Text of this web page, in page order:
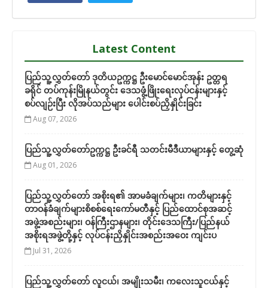
Latest Content
ပြည်သူ့လွှတ်တော် ဒုတိယဥက္ကဋ္ဌ ဦးမောင်မောင်အုန်း ဥတ္တရ
ခရိုင် တပ်ကုန်းမြိုနယ်တွင်း ဒေသဖွံ့ဖြိုးရေးလုပ်ငန်းများနှင့်
စပ်လျဉ်းပြီး လိုအပ်သည်များ ပေါင်းစပ်ညှိနှိုင်းခြင်း
Aug 07, 2026
ပြည်သူ့လွှတ်တော်ဥက္ကဋ္ဌ ဦးခင်ရီ သတင်းမီဒီယာများနှင့် တွေ့ဆုံ
Aug 01, 2026
ပြည်သူ့လွှတ်တော် အစိုးရ၏ အာမခံချက်များ၊ ကတိများနှင့်
တာဝန်ခံချက်များစိစစ်ရေးကော်မတီနှင့် ပြည်ထောင်စုအဆင့်
အဖွဲ့အစည်းများ၊ ဝန်ကြီးဌာနများ၊ တိုင်းဒေသကြီး/ပြည်နယ်
အစိုးရအဖွဲ့တို့နှင့် လုပ်ငန်းညှိနှိုင်းအစည်းအဝေး ကျင်းပ
Jul 31, 2026
ပြည်သူ့လွှတ်တော် လူငယ်၊ အမျိုးသမီး၊ ကလေးသူငယ်နှင့်